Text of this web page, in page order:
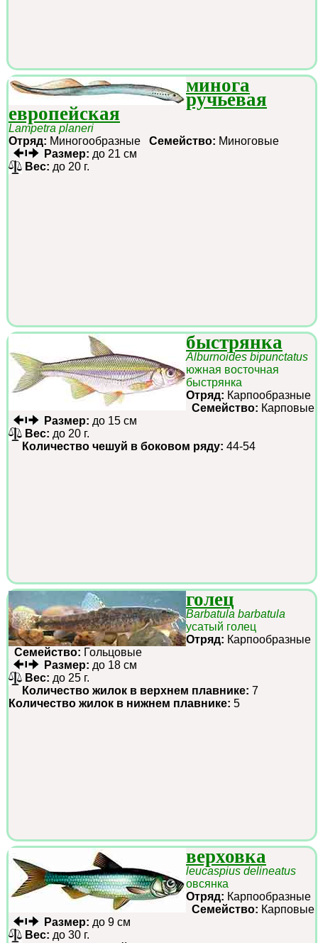
минога
ручьевая
европейская
Lampetra planeri
Отряд: Миногообразные Семейство: Миноговые
Размер: до 21 см
Вес: до 20 г.
быстрянка
Alburnoides bipunctatus
южная восточная
быстрянка
Отряд: Карпообразные
Семейство: Карповые
Размер: до 15 см
Вес: до 20 г.
Количество чешуй в боковом ряду: 44-54
голец
Barbatula barbatula
усатый голец
Отряд: Карпообразные
Семейство: Гольцовые
Размер: до 18 см
Вес: до 25 г.
Количество жилок в верхнем плавнике: 7
Количество жилок в нижнем плавнике: 5
верховка
leucaspius delineatus
овсянка
Отряд: Карпообразные
Семейство: Карповые
Размер: до 9 см
Вес: до 30 г.